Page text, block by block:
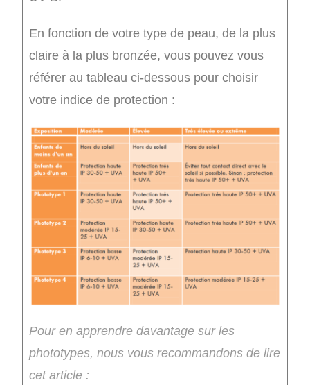
En fonction de votre type de peau, de la plus
claire à la plus bronzée, vous pouvez vous
référer au tableau ci-dessous pour choisir
votre indice de protection :
Pour en apprendre davantage sur les
phototypes, nous vous recommandons de lire
cet article :